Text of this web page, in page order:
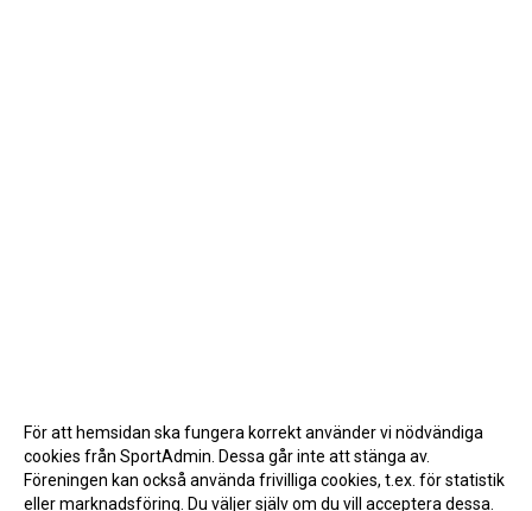
För att hemsidan ska fungera korrekt använder vi nödvändiga
cookies från SportAdmin. Dessa går inte att stänga av.
Föreningen kan också använda frivilliga cookies, t.ex. för statistik
eller marknadsföring. Du väljer själv om du vill acceptera dessa.